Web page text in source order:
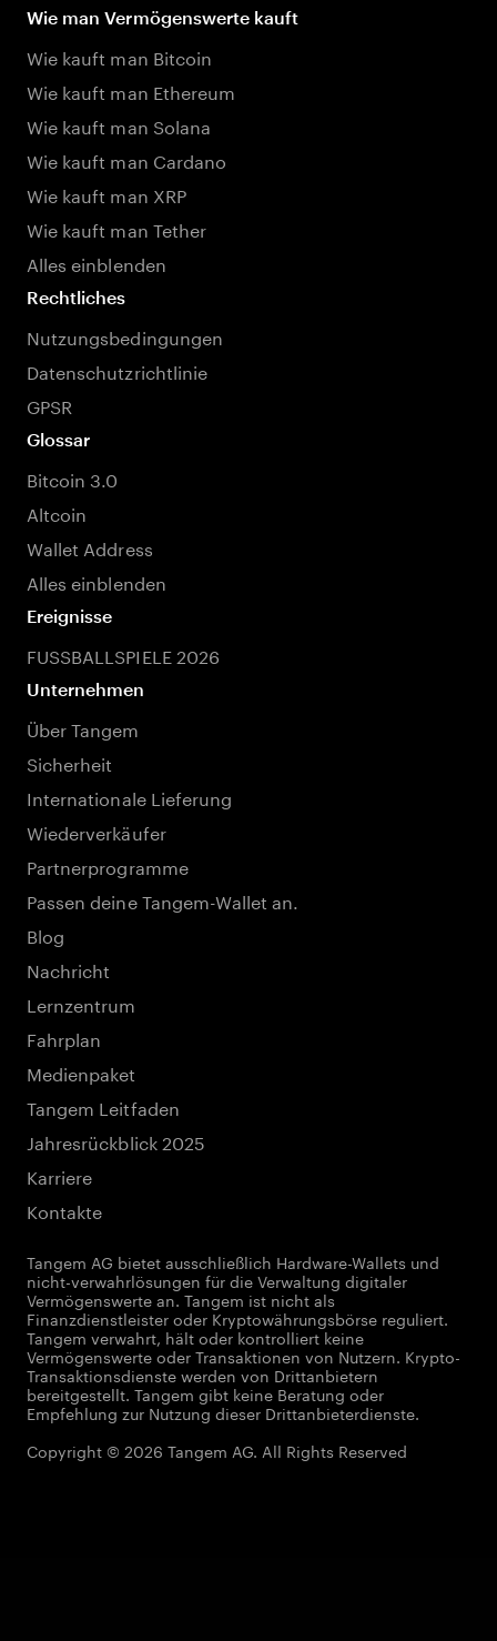
Wie man Vermögenswerte kauft
Wie kauft man Bitcoin
Wie kauft man Ethereum
Wie kauft man Solana
Wie kauft man Cardano
Wie kauft man XRP
Wie kauft man Tether
Alles einblenden
Rechtliches
Nutzungsbedingungen
Datenschutzrichtlinie
GPSR
Glossar
Bitcoin 3.0
Altcoin
Wallet Address
Alles einblenden
Ereignisse
FUSSBALLSPIELE 2026
Unternehmen
Über Tangem
Sicherheit
Internationale Lieferung
Wiederverkäufer
Partnerprogramme
Passen deine Tangem-Wallet an.
Blog
Nachricht
Lernzentrum
Fahrplan
Medienpaket
Tangem Leitfaden
Jahresrückblick 2025
Karriere
Kontakte
Tangem AG bietet ausschließlich Hardware-Wallets und
nicht-verwahrlösungen für die Verwaltung digitaler
Vermögenswerte an. Tangem ist nicht als
Finanzdienstleister oder Kryptowährungsbörse reguliert.
Tangem verwahrt, hält oder kontrolliert keine
Vermögenswerte oder Transaktionen von Nutzern. Krypto-
Transaktionsdienste werden von Drittanbietern
bereitgestellt. Tangem gibt keine Beratung oder
Empfehlung zur Nutzung dieser Drittanbieterdienste.